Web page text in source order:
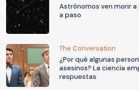
Astrónomos ven morir
a paso
The Conversation
¿Por qué algunas
asesinos? La ciencia
respuestas